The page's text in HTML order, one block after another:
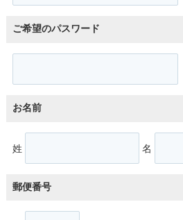
ご希望のパスワード
お名前
姓 名
郵便番号